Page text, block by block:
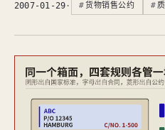
2007-01-29 · 货物销售公约